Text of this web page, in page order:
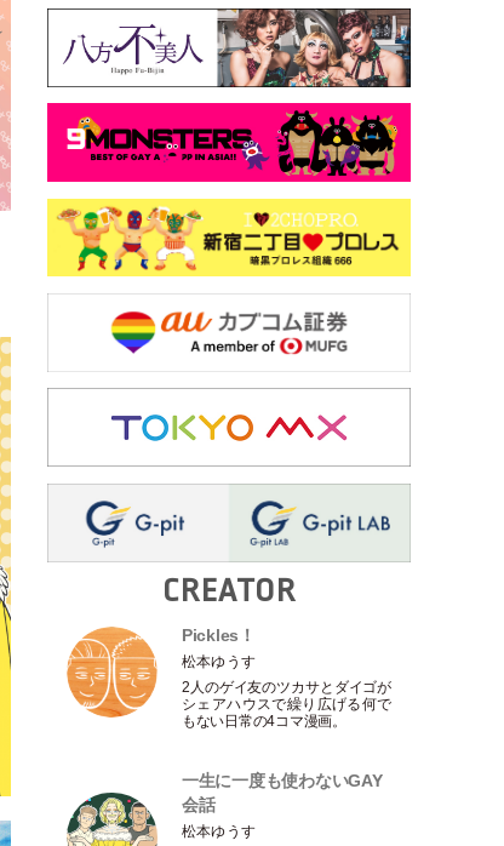
CREATOR
Pickles！
松本ゆうす
2人のゲイ友のツカサとダイゴが
シェアハウスで繰り広げる何で
もない日常の4コマ漫画。
一生に一度も使わないGAY
会話
松本ゆうす